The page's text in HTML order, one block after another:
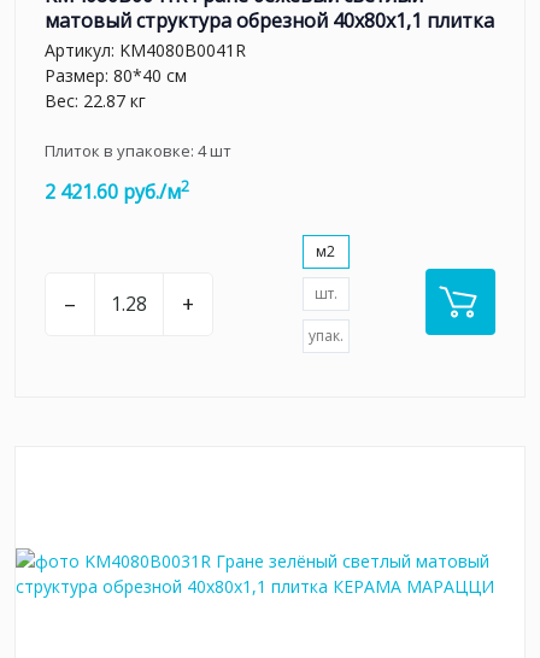
матовый структура обрезной 40x80x1,1 плитка
Артикул: KM4080B0041R
Размер: 80*40 см
Вес: 22.87 кг
Плиток в упаковке: 4шт
2 421.60 руб./м2
– +
м2
шт.
упак.